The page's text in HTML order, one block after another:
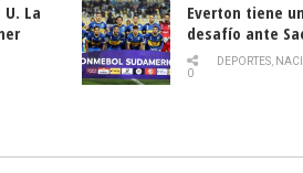
La
Everton tiene
desafío ante
DEPORTES,
0